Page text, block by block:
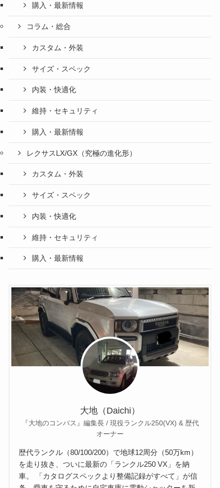
購入・最新情報
コラム・総合
カスタム・外装
サイズ・スペック
内装・快適化
維持・セキュリティ
購入・最新情報
レクサスLX/GX（究極の進化形）
カスタム・外装
サイズ・スペック
内装・快適化
維持・セキュリティ
購入・最新情報
大地（Daichi）
『大地のコンパス』編集長 / 現役ランクル250(VX) & 歴代
オーナー
歴代ランクル（80/100/200）で地球12周分（50万km）
を走り抜き、ついに最新の「ランクル250 VX」を納
車。 「カタログスペックより整備記録がすべて」が信